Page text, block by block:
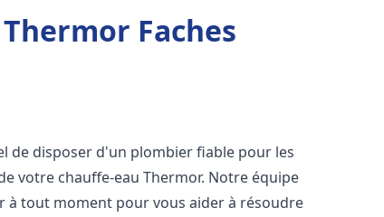
Faches
de disposer d'un plombier fiable pour les
votre chauffe-eau Thermor. Notre équipe
à tout moment pour vous aider à résoudre